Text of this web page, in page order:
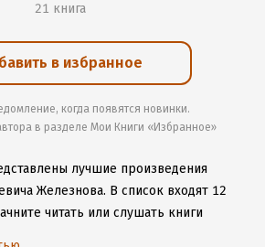
21 книга
в избранное
когда появятся новинки.
в разделе Мои Книги «Избранное»
лучшие произведения
Железнова. В список входят 12
читать или слушать книги